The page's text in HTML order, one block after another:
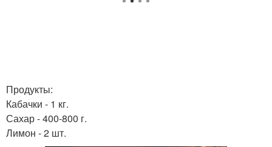
Продукты:
Кабачки - 1 кг.
Сахар - 400-800 г.
Лимон - 2 шт.